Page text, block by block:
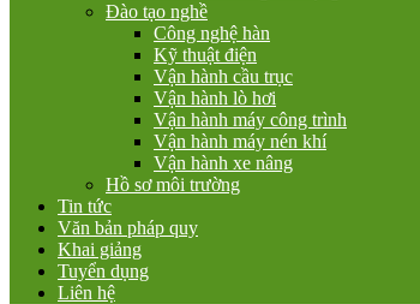
Đào tạo nghề
Công nghệ hàn
Kỹ thuật điện
Vận hành cầu trục
Vận hành lò hơi
Vận hành máy công trình
Vận hành máy nén khí
Vận hành xe nâng
Hồ sơ môi trường
Tin tức
Văn bản pháp quy
Khai giảng
Tuyển dụng
Liên hệ